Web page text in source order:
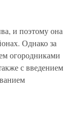
и поэтому она
Однако за
огородниками
с введением